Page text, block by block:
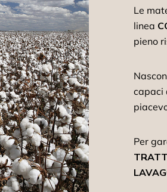
Le
linea
pieno
capaci
Per